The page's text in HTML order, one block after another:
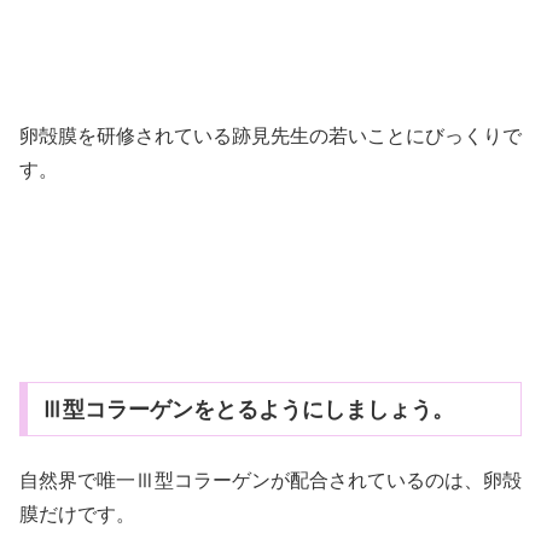
卵殻膜を研修されている跡見先生の若いことにびっくりで
す。
Ⅲ型コラーゲンをとるようにしましょう。
自然界で唯一Ⅲ型コラーゲンが配合されているのは、卵殻
膜だけです。